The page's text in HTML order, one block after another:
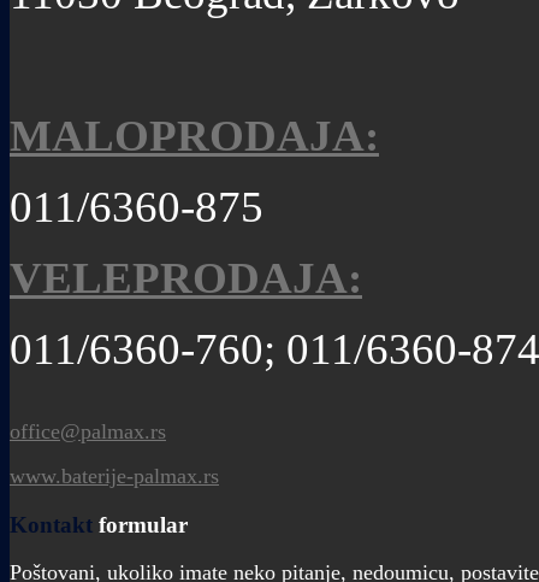
MALOPRODAJA:
011/6360-875
VELEPRODAJA:
011/6360-760; 011/6360-874
office@palmax.rs
www.baterije-palmax.rs
Kontakt formular
Poštovani, ukoliko imate neko pitanje, nedoumicu, postavite